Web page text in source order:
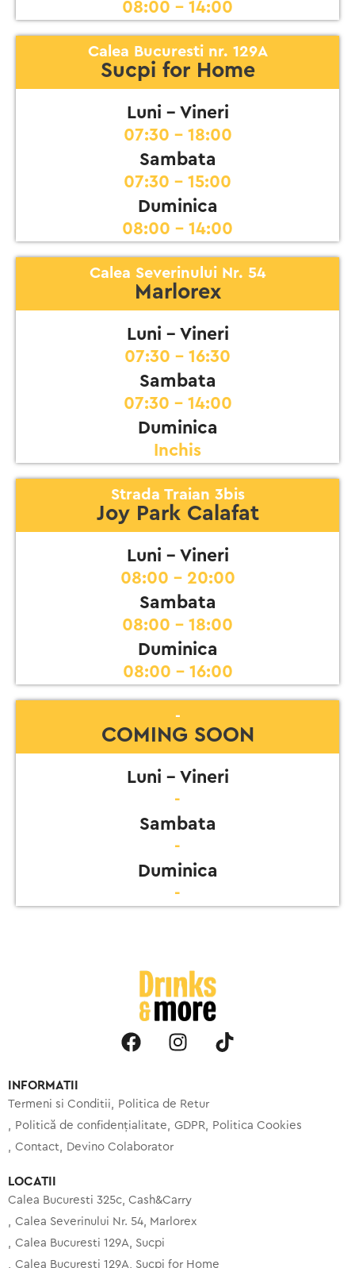
08:00 - 14:00
Calea Bucuresti nr. 129A
Sucpi for Home
Luni - Vineri
07:30 - 18:00
Sambata
07:30 - 15:00
Duminica
08:00 - 14:00
Calea Severinului Nr. 54
Marlorex
Luni - Vineri
07:30 - 16:30
Sambata
07:30 - 14:00
Duminica
Inchis
Strada Traian 3bis
Joy Park Calafat
Luni - Vineri
08:00 - 20:00
Sambata
08:00 - 18:00
Duminica
08:00 - 16:00
-
COMING SOON
Luni - Vineri
-
Sambata
-
Duminica
-
INFORMATII
Termeni si Conditii
Politica de Retur
Politică de confidențialitate
GDPR
Politica Cookies
Contact
Devino Colaborator
LOCATII
Calea Bucuresti 325c, Cash&Carry
Calea Severinului Nr. 54, Marlorex
Calea Bucuresti 129A, Sucpi
Calea Bucuresti 129A, Sucpi for Home